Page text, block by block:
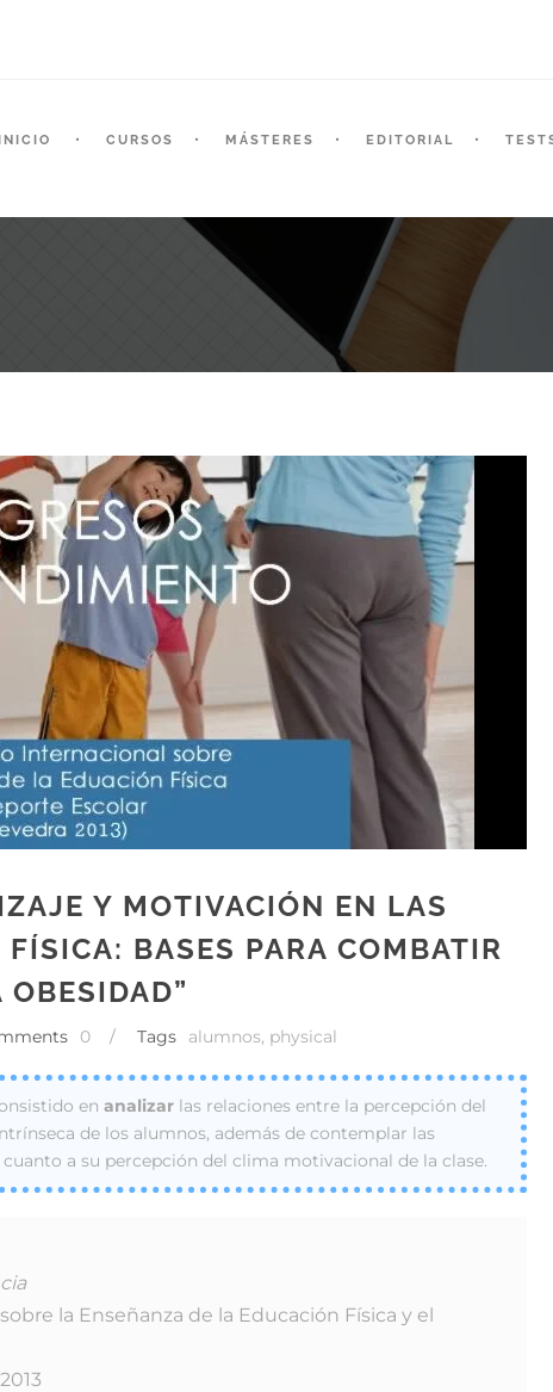
CURSOS MÁSTERES EDITORIAL
Y MOTIVACIÓN EN LAS
BASES PARA COMBATIR
0 / Tags alumnos, physical
en analizar las relaciones entre la percepción del
de los alumnos, además de contemplar las
a su percepción del clima motivacional de la clase.
la Enseñanza de la Educación Física y el